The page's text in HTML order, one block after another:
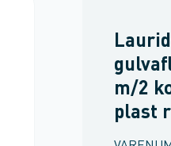
m/2
plast